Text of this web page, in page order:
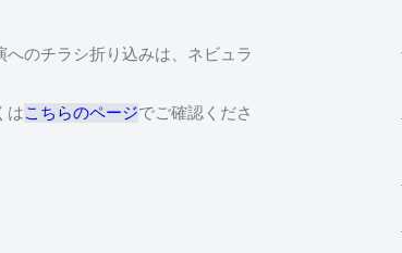
へのチラシ折り込みは、ネビュラ
はこちらのページでご確認くださ